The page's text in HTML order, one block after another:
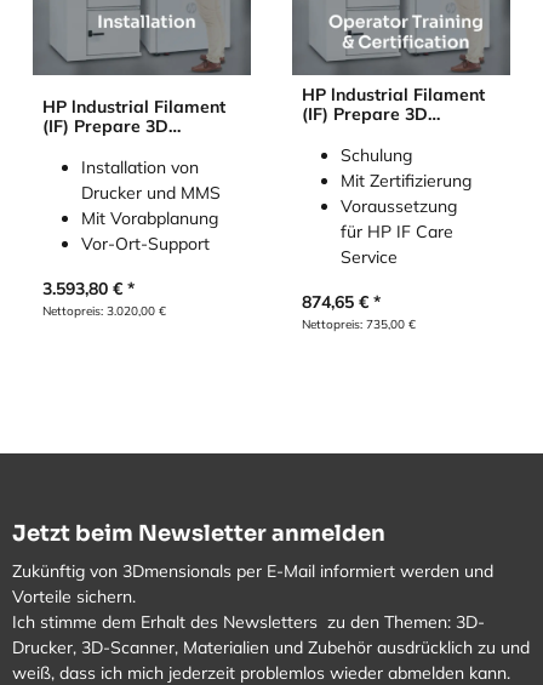
HP lndustrial Filament
(IF) Prepare 3D
Installation von
Drucker und MMS
Mit Vorabplanung
Vor-Ort-Support
3.593,80 €
Nettopreis: 3.020,00 €
HP lndustrial Filament
(IF) Prepare 3D
Training and
Certification
Schulung
Mit Zertifizierung
Voraussetzung
für HP IF Care
Service
874,65€
Nettopreis: 735,00€
Jetzt beim Newsletter anmelden
Zukünftig von 3Dmensionals per E-Mail informiert werden und
Vorteile sichern.
Ich stimme dem Erhalt des Newsletters zu den Themen: 3D-
Drucker, 3D-Scanner, Materialien und Zubehör ausdrücklich zu und
weiß, dass ich mich jederzeit problemlos wieder abmelden kann.